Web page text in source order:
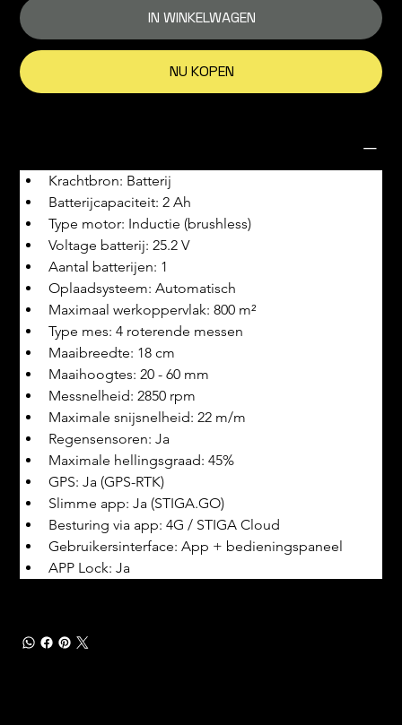
IN WINKELWAGEN
NU KOPEN
Krachtbron: Batterij
Batterijcapaciteit: 2 Ah
Type motor: Inductie (brushless)
Voltage batterij: 25.2 V
Aantal batterijen: 1
Oplaadsysteem: Automatisch
Maximaal werkoppervlak: 800 m²
Type mes: 4 roterende messen
Maaibreedte: 18 cm
Maaihoogtes: 20 - 60 mm
Messnelheid: 2850 rpm
Maximale snijsnelheid: 22 m/m
Regensensoren: Ja
Maximale hellingsgraad: 45%
GPS: Ja (GPS-RTK)
Slimme app: Ja (STIGA.GO)
Besturing via app: 4G / STIGA Cloud
Gebruikersinterface: App + bedieningspaneel
APP Lock: Ja